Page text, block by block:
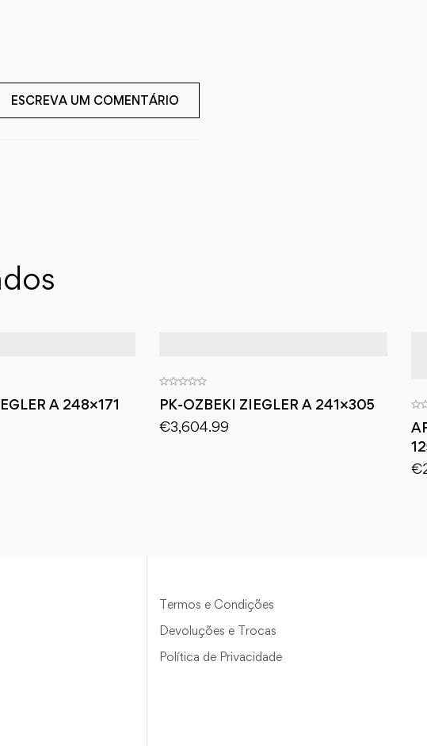
ESCREVA UM COMENTÁRIO
A 248×171
PK-OZBEKI ZIEGLER A 241×305
€3,604.99
€
Termos e Condições
Devoluções e Trocas
Política de Privacidade